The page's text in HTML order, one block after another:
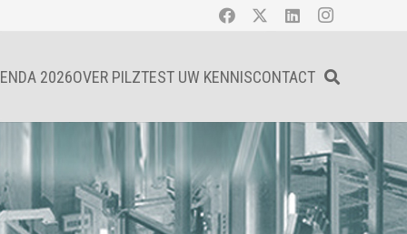
2026OVER PILZTEST UW KENNISCONTACT